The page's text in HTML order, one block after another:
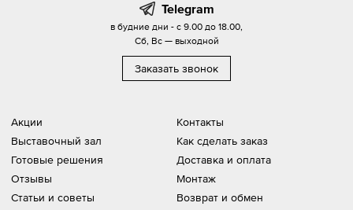
Акции
Выставочный зал
Готовые решения
Отзывы
Статьи и советы
Контакты
Как сделать заказ
Доставка и оплата
Монтаж
Возврат и обмен
Telegram
в будние дни - с 9.00 до 18.00,
Сб, Вс — выходной
Заказать звонок